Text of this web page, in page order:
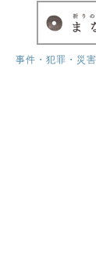
事件・犯罪・災